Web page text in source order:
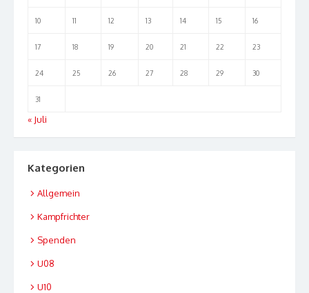
10 11 12 13 14 15 16
17 18 19 20 21 22 23
24 25 26 27 28 29 30
31
« Juli
Kategorien
Allgemein
Kampfrichter
Spenden
U08
U10